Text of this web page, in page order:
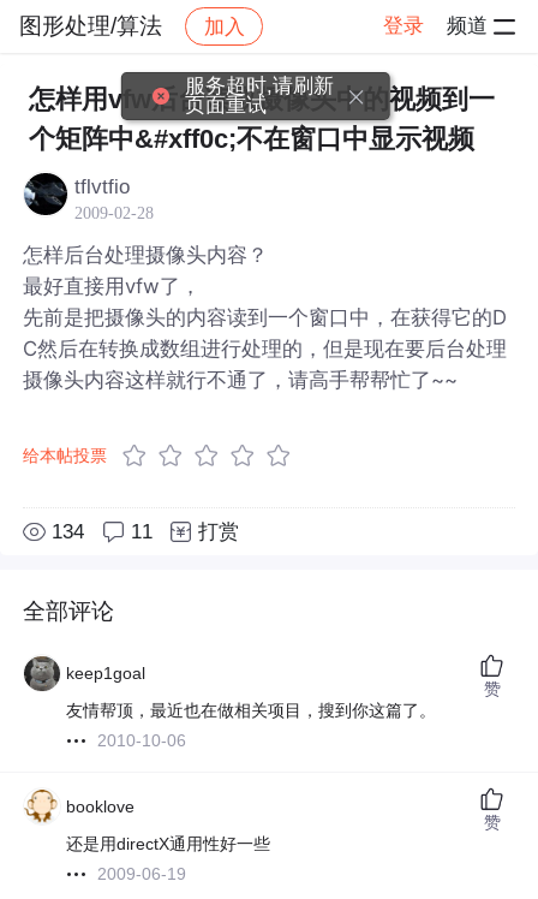
图形处理/算法 加入 登录 频道
社区 图形处理/算法 帖子详情
怎样用vfw后台读取摄像头中的视频到一
个矩阵中&#xff0c;不在窗口中显示视频
tflvtfio
2009-02-28
怎样后台处理摄像头内容？
最好直接用vfw了，
先前是把摄像头的内容读到一个窗口中，在获得它的D
C然后在转换成数组进行处理的，但是现在要后台处理
摄像头内容这样就行不通了，请高手帮帮忙了~~
给本帖投票
134 11 打赏
全部评论
keep1goal
友情帮顶，最近也在做相关项目，搜到你这篇了。
2010-10-06
赞
booklove
还是用directX通用性好一些
2009-06-19
赞
服务超时,请刷新
页面重试